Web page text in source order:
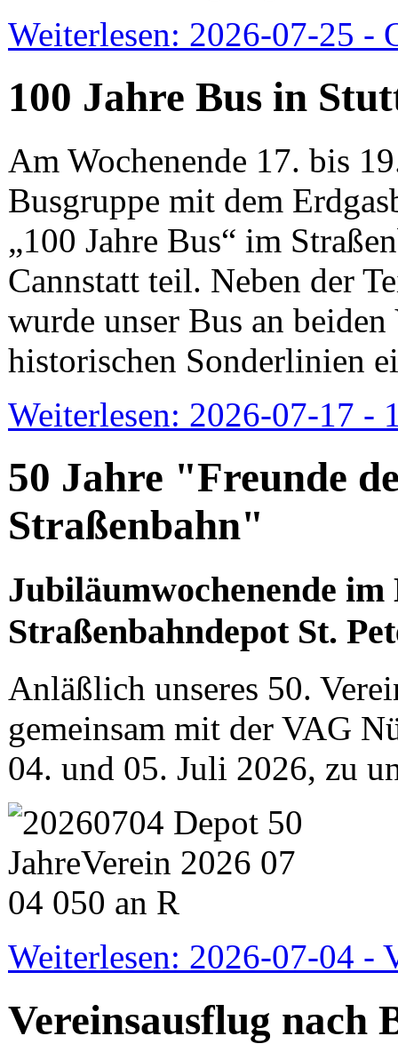
Weiterlesen: 2026-07-25 -
100 Jahre Bus in
Am Wochenende 17. bis
Busgruppe mit dem
„100 Jahre Bus“ im
Cannstatt teil. Neben der
wurde unser Bus an
historischen Sonderlinien
Weiterlesen: 2026-07-17 -
50 Jahre "Freunde
Straßenbahn"
Jubiläumwochenende
Straßenbahndepot St.
Anläßlich unseres 50.
gemeinsam mit der VAG
04. und 05. Juli 2026, zu
Weiterlesen: 2026-07-04 -
Vereinsausflug nach